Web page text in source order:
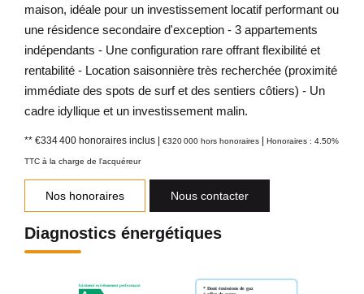
maison, idéale pour un investissement locatif performant ou
une résidence secondaire d'exception - 3 appartements
indépendants - Une configuration rare offrant flexibilité et
rentabilité - Location saisonnière très recherchée (proximité
immédiate des spots de surf et des sentiers côtiers) - Un
cadre idyllique et un investissement malin.
** €334 400 honoraires inclus | €320 000 hors honoraires | Honoraires : 4.50%
TTC à la charge de l'acquéreur
Nos honoraires Nous contacter
Diagnostics énergétiques